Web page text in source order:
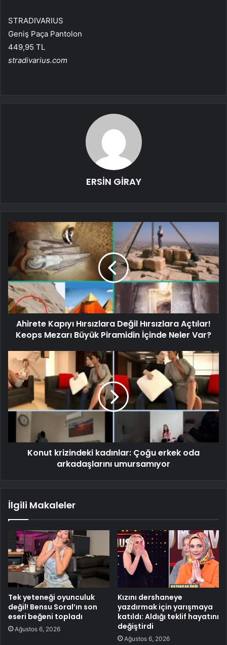
STRADIVARIUS
Geniş Paça Pantolon
449,95 TL
stradivarius.com
ERSİN GİRAY
Ahirete Kapıyı Hırsızlara Değil Hırsızlara Açtılar!
Keops Mezarı Büyük Piramidin İçinde Neler Var?
Konut krizindeki kadınlar: Çoğu erkek oda
arkadaşlarını umursamıyor
İlgili Makaleler
Tek yeteneği oyunculuk
değil! Bensu Soral’ın son
eseri beğeni topladı
Ağustos 6, 2026
Kızını dershaneye
yazdırmak için yarışmaya
katıldı: Aldığı teklif hayatını
değiştirdi
Ağustos 6, 2026